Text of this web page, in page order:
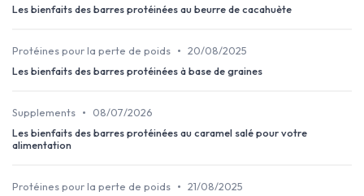
Les bienfaits des barres protéinées au beurre de cacahuète
Protéines pour la perte de poids • 20/08/2025
Les bienfaits des barres protéinées à base de graines
Supplements •
08/07/2026
Les bienfaits des barres protéinées au caramel salé pour votre
alimentation
Protéines pour la perte de poids • 21/08/2025